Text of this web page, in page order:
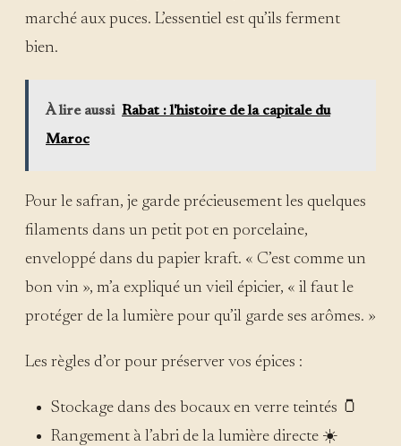
marché aux puces. L’essentiel est qu’ils ferment
bien.
À lire aussi Rabat : l'histoire de la capitale du
Maroc
Pour le safran, je garde précieusement les quelques
filaments dans un petit pot en porcelaine,
enveloppé dans du papier kraft. « C’est comme un
bon vin », m’a expliqué un vieil épicier, « il faut le
protéger de la lumière pour qu’il garde ses arômes. »
Les règles d’or pour préserver vos épices :
Stockage dans des bocaux en verre teintés 🫙
Rangement à l’abri de la lumière directe ☀️